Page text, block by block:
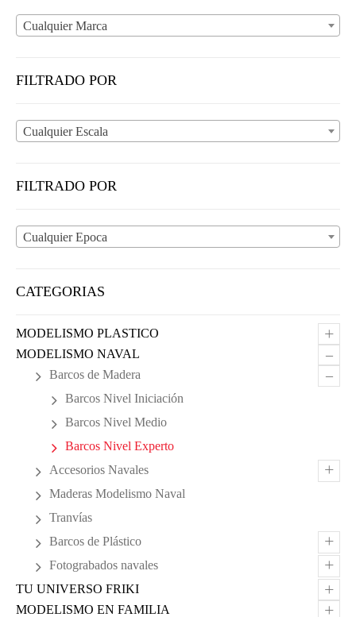
Cualquier Marca
FILTRADO POR
Cualquier Escala
FILTRADO POR
Cualquier Epoca
CATEGORIAS
+
MODELISMO PLASTICO
–
MODELISMO NAVAL
–
Barcos de Madera
Barcos Nivel Iniciación
Barcos Nivel Medio
Barcos Nivel Experto
+
Accesorios Navales
Maderas Modelismo Naval
Tranvías
+
Barcos de Plástico
+
Fotograbados navales
+
TU UNIVERSO FRIKI
+
MODELISMO EN FAMILIA